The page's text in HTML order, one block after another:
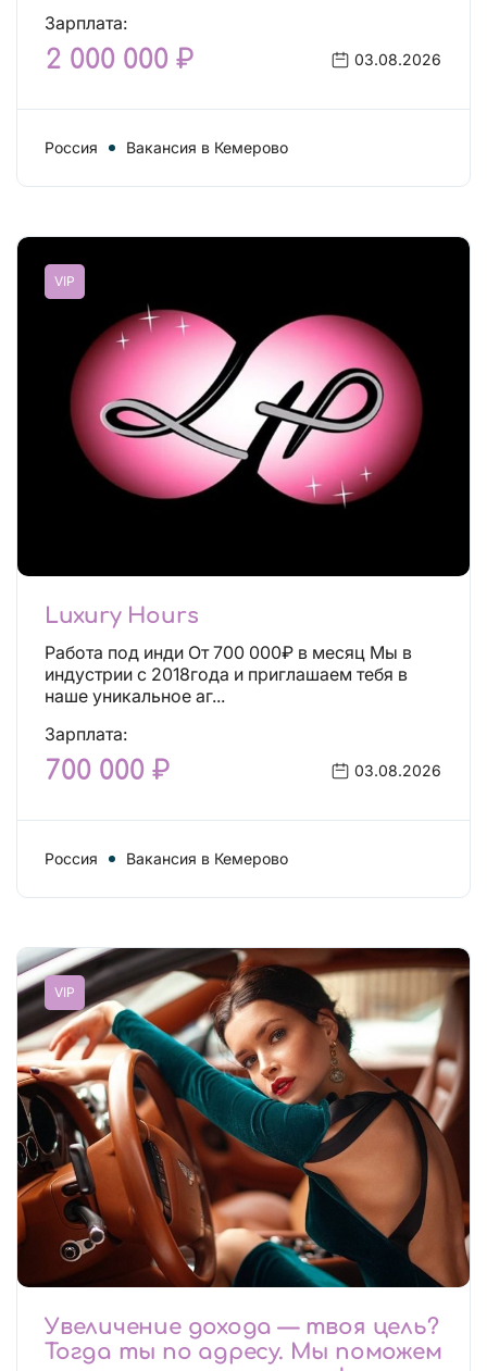
Зарплата:
2 000 000 ₽ 03.08.2026
Россия Вакансия в Кемерово
VIP
Luxury Hours
Работа под инди От 700 000₽ в месяц Мы в
индустрии с 2018года и приглашаем тебя в
наше уникальное аг...
Зарплата:
700 000 ₽ 03.08.2026
Россия Вакансия в Кемерово
VIP
Увеличение дохода — твоя цель?
Тогда ты по адресу. Мы поможем